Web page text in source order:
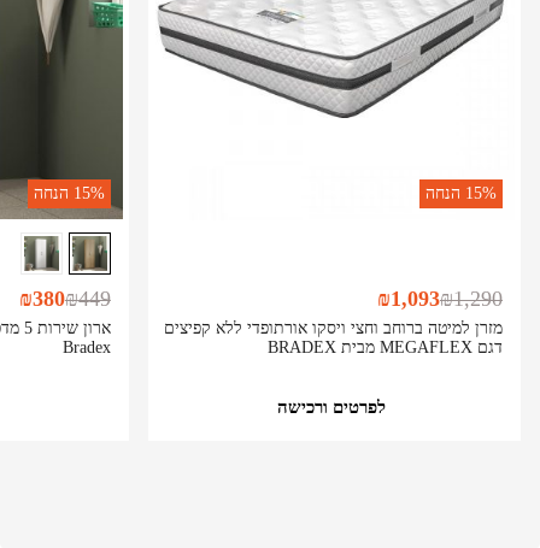
15% הנחה
מזרן למיטה ברוחב וחצי ויסקו אורתופדי ללא קפיצים
דגם MEGAFLEX מבית BRADEX
₪1,290
₪1,093
לפרטים ורכישה
15% הנחה
Bradex
₪449
₪380